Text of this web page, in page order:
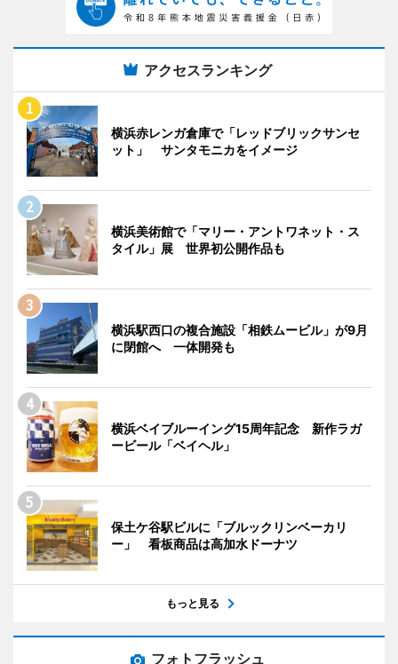
アクセスランキング
横浜赤レンガ倉庫で「レッドブリックサンセ
ット」 サンタモニカをイメージ
横浜美術館で「マリー・アントワネット・ス
タイル」展 世界初公開作品も
横浜駅西口の複合施設「相鉄ムービル」が9月
に閉館へ 一体開発も
横浜ベイブルーイング15周年記念 新作ラガ
ービール「ベイヘル」
保土ケ谷駅ビルに「ブルックリンベーカリ
ー」 看板商品は高加水ドーナツ
もっと見る
フォトフラッシュ